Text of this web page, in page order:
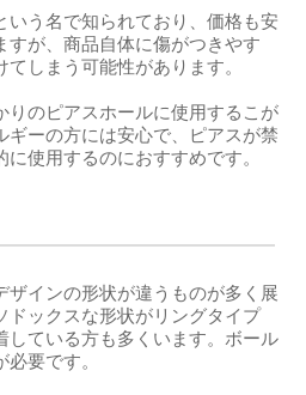
いう名で知られており、価格も安
すが、商品自体に傷がつきやす
しまう可能性があります。
りのピアスホールに使用するこが
ギーの方には安心で、ピアスが禁
使用するのにおすすめです。
ザインの形状が違うものが多く展
ドックスな形状がリングタイプ
している方も多くいます。ボール
要です。